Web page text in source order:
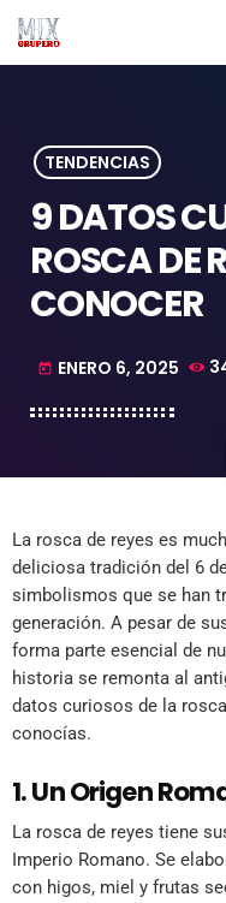
TENDENCIAS
9 DATOS
ROSCA DE
CONOCER
today ENERO 6, 2025
La rosca de reyes es
deliciosa tradición del 6
simbolismos que se han
generación. A pesar de
forma parte esencial de
historia se remonta al
datos curiosos de la
conocías.
1. Un Origen
La rosca de reyes tiene
Imperio Romano. Se
con higos, miel y frutas